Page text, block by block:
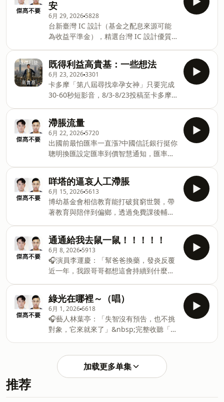
酸提升毛鱗片養護「植物脂質」：天然滋
養「有機雪松精油」：舒緩放鬆⚠️重訓請
勿收聽⚠️&nbsp;&nbsp;&nb
真皮行李吊牌（高軒設計）滿5000再加贈
風格旅行不鏽鋼杯500mL洗壓包單品規
格：COAT 外套包 50 × 35 × 18SWEATER
毛衣包 35 × 30 × 15PANTS 褲子包 35 ×
聽
別錯過！ https://fstry.pse.is/9fk378
—— 以上為 Firstory Podcast 廣告 ——
本節目意見立場與廠商無關
&nbsp;&nbsp;&nbsp;❤️感謝本集熱情贊
助～木暉台北❤️洗壓包SiaのSummer
Vacation~-7/20mohetaipei.tw①DELUX
5件組/ 原價4845 特價2980②QUATRE 4
件組/ 原價3725 特價2590③輕旅+3件組
（分裝瓶x5） /原價3558 特價2480④輕
折200（不累折）滿3500再享免運，加
安
6月 29, 2026 5828
台新臺灣 IC 設計（基金之配息來源可能
為收益平準金），精選台灣 IC 設計優質
體成長契機，讓投資更有效率！&nbsp;了
解更多 🔗 https://fstry.pse.is/9et73a 投
資一定有風險，基金投資有賺有賠，申購
前應詳閱公開說明書。台新投信行銷資訊
—— 以上為 KKBOX 與 Firstory Podcast
廣告 —— 台新臺灣 IC 設計（基金之配息
來源可能為收益平準金），精選台灣 IC
設計優質企業，一次布局產業龍頭。掌握
AI 半導體成長契機，讓投資更有效率！
&nbsp;了解更多 🔗
公開說明書。台新投信行銷資訊 —— 以
上為 KKBOX 與 Firstory Podcast 廣告
—— 本節目意見立場與廠商無關
既得利益高貴基：一些想法
6月 23, 20263301
卡多摩「第八屆尋找幸孕女神」只要完成
30-60秒短影音，8/3-8/23投稿至卡多摩
好禮！還有機會成為卡多摩2027年品牌大
使，抱回9萬元育兒大禮包！活動詳情請
見： https://fstry.pse.is/9dt3br —— 以
上為播客煮與 Firstory Podcast 廣告 ——
本節目意見立場與廠商無關
&nbsp;&nbsp;&nbsp;❤️感謝本集熱情贊
助～Juvaly❤️6/23～
7/6https://juvajuva.com/WxiAp● 馥華
凝膜是一款富含完美比例富勒烯
（Fullerene）的極致舒緩水洗式凍膜(面
國、澳洲三地業界菁英肯定及青睞。主效
明星成分富勒烯（Fullerene）具有強大
抗氧化力，搭配高效修復的人蔘萃取及小
黃瓜舒緩精
滯脹流量
6月 22, 2026 5720
出國前最怕匯率一直漲?中國信託銀行挺你
聰明換匯設定匯率到價智慧通知，匯率相
分等優惠立即設定：
https://fstry.pse.is/9d7lyl 投資外幣如幣
別轉換可能產生匯兌損失，應評估涉及自
身情況審慎投資。完整注意事項詳見網站
資訊。 —— 以上為 Firstory Podcast 廣
告 —— 本節目意見立場與廠商無關
&nbsp;&nbsp;&nbsp;❤️感謝本集熱情贊
助～Juvaly❤️6/23～
7/6https://juvajuva.com/WxiAp● 馥華
凝膜是一款富含完美比例富勒烯
Beauty Shortlist）獎項，受到英國、美
國、澳洲三地業界菁英肯定及青睞。主效
明星成分富勒烯（Fullerene）具有強大
抗氧化力，搭配高效修復的人蔘萃取及小
咩塔的逼哀人工滯脹
6月 15, 2026 5613
博幼基金會相信教育能打破貧窮世襲，帶
著教育與陪伴到偏鄉，透過免費課後輔導
穩定學習。&nbsp;「期待有一天，教育能
終止貧窮世襲，弭平城鄉及貧富差距，讓
每個孩子都有選擇未來的能力。」&nbsp;
捐款連結▶️ https://fstry.pse.is/9f67jp
—— 以上為 FMTaiwan 與 Firstory
Podcast 廣告 —— 本節目意見立場與廠
商無關&nbsp;&nbsp;&nbsp;❤️感謝本集
熱情贊助～黑蓮生技❤️
https://blp.tw/gonuh🎈2026年中慶🍾活
動時間：6/15-6/29活動內容：618當日
$4,000現折$200滿$8,000現折$500滿
$12,000現折$1,000滿$16,000現折
$1,500🈹優惠
通通給我去鼠一鼠！！！！！
6月 8, 2026 5913
🎧演員李運慶：「幫爸爸換藥，發炎反覆
近一年，我跟哥哥都想這會持續到什麼時
點擊連結👉 https://fstry.pse.is/9frd4t
照顧人生無法預期何時來，感人故事、預
備未來！讓我們有機會不在照顧困境掙
扎。&nbsp; —— 以上為 Firstory
Podcast 廣告 —— ❤️感謝本集熱情贊助
～萬萬兩❤️&nbsp;&nbsp;本節目意見立
場與廠商無關
&nbsp;https://mymore.tw/gonuh&nbsp;&nbsp;
🍜同款⽜⾁麵再升級&nbsp;21次以上測
同款經典餃再升級&nbsp;從內餡到餃⽪全
綠光在哪裡～（唱）
6月 1, 20266618
🎧藝人林葉亭：「失智沒有預告，也不挑
對象，它來就來了」&nbsp;完整收聽「先
&nbsp;&nbsp;&nbsp;照顧不只是付出與
消耗，更是一場在時間流逝前，與至親、
加载更多单集
推荐